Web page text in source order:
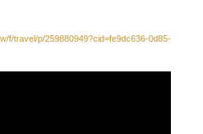
f/travel/p/259880949?cid=fe9dc636-0d85-